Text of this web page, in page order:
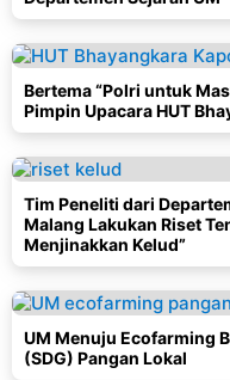
Bertema “Polri untuk
Pimpin Upacara HUT
Tim Peneliti dari
Malang Lakukan Riset
Menjinakkan Kelud”
UM Menuju Ecofarming
(SDG) Pangan Lokal